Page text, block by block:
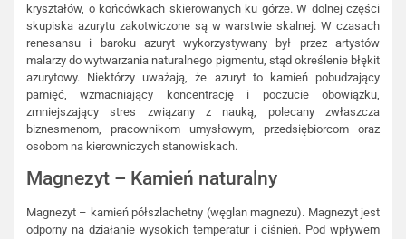
kryształów, o końcówkach skierowanych ku górze. W dolnej części
skupiska azurytu zakotwiczone są w warstwie skalnej. W czasach
renesansu i baroku azuryt wykorzystywany był przez artystów
malarzy do wytwarzania naturalnego pigmentu, stąd określenie błękit
azurytowy. Niektórzy uważają, że azuryt to kamień pobudzający
pamięć, wzmacniający koncentrację i poczucie obowiązku,
zmniejszający stres związany z nauką, polecany zwłaszcza
biznesmenom, pracownikom umysłowym, przedsiębiorcom oraz
osobom na kierowniczych stanowiskach.
Magnezyt – Kamień naturalny
Magnezyt – kamień półszlachetny (węglan magnezu). Magnezyt jest
odporny na działanie wysokich temperatur i ciśnień. Pod wpływem